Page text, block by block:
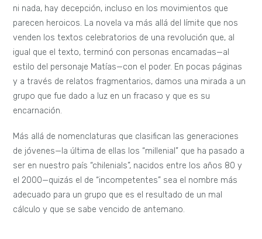
ni nada, hay decepción, incluso en los movimientos que
parecen heroicos. La novela va más allá del límite que nos
venden los textos celebratorios de una revolución que, al
igual que el texto, terminó con personas encamadas—al
estilo del personaje Matías—con el poder. En pocas páginas
y a través de relatos fragmentarios, damos una mirada a un
grupo que fue dado a luz en un fracaso y que es su
encarnación.
Más allá de nomenclaturas que clasifican las generaciones
de jóvenes—la última de ellas los “millenial” que ha pasado a
ser en nuestro país “chilenials”, nacidos entre los años 80 y
el 2000—quizás el de “incompetentes” sea el nombre más
adecuado para un grupo que es el resultado de un mal
cálculo y que se sabe vencido de antemano.